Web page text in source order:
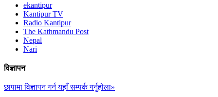
ekantipur
Kantipur TV
Radio Kantipur
The Kathmandu Post
Nepal
Nari
विज्ञापन
छापामा विज्ञापन गर्न यहाँ सम्पर्क गर्नुहोला»